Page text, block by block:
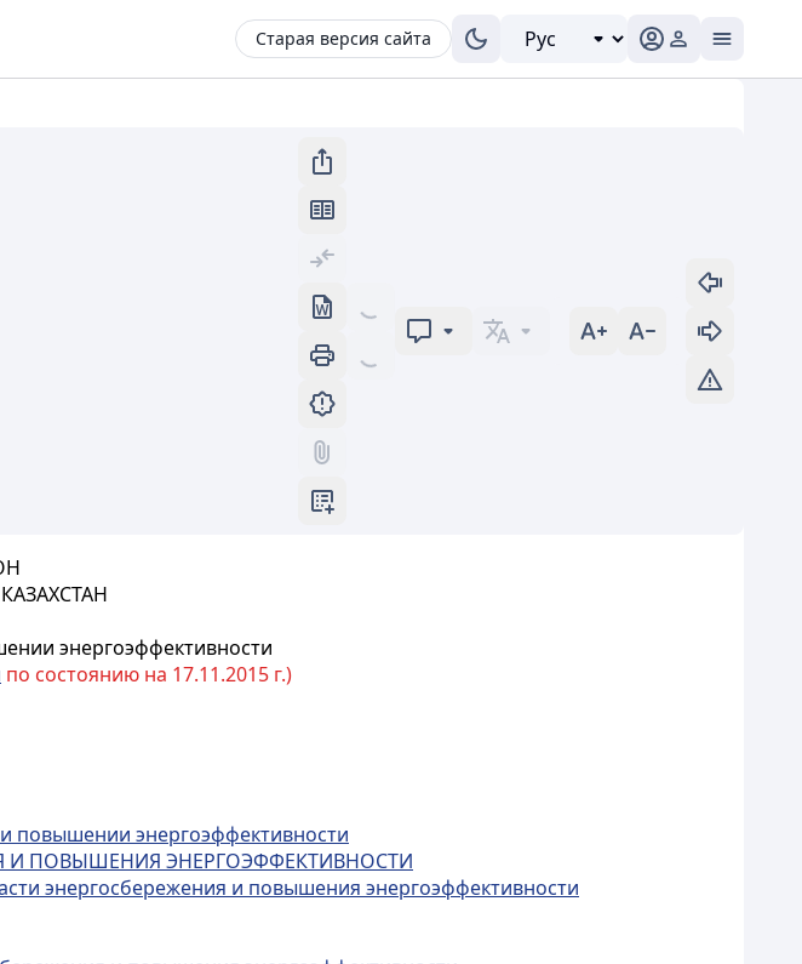
Старая версия сайта
энергоэффективности
по состоянию на 17.11.2015 г.)
повышении энергоэффективности
И ПОВЫШЕНИЯ ЭНЕРГОЭФФЕКТИВНОСТИ
энергосбережения и повышения энергоэффективности